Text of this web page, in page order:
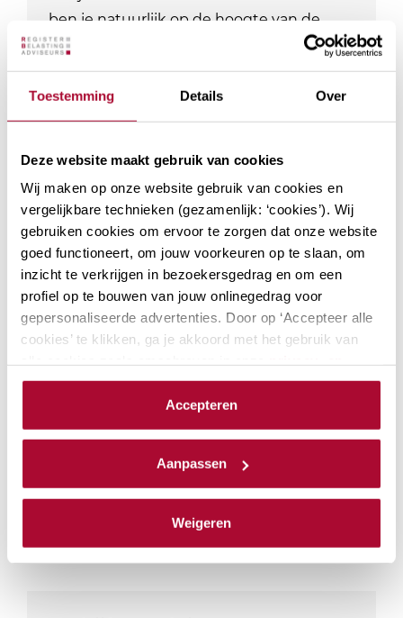
Toestemming Details Over
Deze website maakt gebruik van cookies
Wij maken op onze website gebruik van cookies en
vergelijkbare technieken (gezamenlijk: ‘cookies’). Wij
gebruiken cookies om ervoor te zorgen dat onze website
goed functioneert, om jouw voorkeuren op te slaan, om
inzicht te verkrijgen in bezoekersgedrag en om een
profiel op te bouwen van jouw onlinegedrag voor
gepersonaliseerde advertenties. Door op ‘Accepteer alle
cookies’ te klikken, ga je akkoord met het gebruik van
cookieverklaring.
We werken samen met23 derdendie uw gegevens
Accepteren
Aanpassen
Weigeren
ben je natuurlijk op de hoogte van de
laatste ontwikkelingen. Bij RB Academy…
PE-punten Fiscaal
Module
Actualiteiten
inkomstenbelasting
Welke actualiteiten spelen er momenteel
in inkomstenbelasting? Besproken
worden onder andere: het effectief
benutten van tarief optimalisatie in box 1
in 2026, kansen en risico’s van de Villataks
en de…
Datum mogelijkheden: 3
PE-punten Fiscaal
4
PE-punten Algemeen